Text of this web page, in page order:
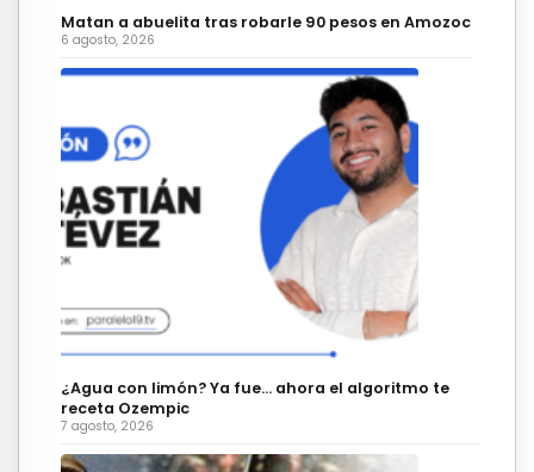
Matan a abuelita tras robarle 90 pesos en Amozoc
6 agosto, 2026
¿Agua con limón? Ya fue… ahora el algoritmo te
receta Ozempic
7 agosto, 2026